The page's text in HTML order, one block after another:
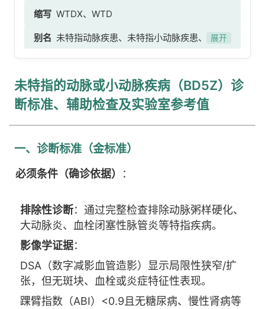
特指的动脉或小动脉疾病、动脉疾病NOS、小动脉
疾病NOS、动脉病、主动脉疾病，不可归类在他处
者、主动脉疾病
缩写 WTDX、WTD
别名 未特指动脉疾患、未特指小动脉疾患、未指
展开
未特指的动脉或小动脉疾病（BD5Z）诊
断标准、辅助检查及实验室参考值
一、诊断标准（金标准）
必须条件（确诊依据） ：
排除性诊断：通过完整检查排除动脉粥样硬化、
大动脉炎、血栓闭塞性脉管炎等特指疾病。
影像学证据：
DSA（数字减影血管造影）显示局限性狭窄/扩
张，但无斑块、血栓或炎症特征性表现。
踝臂指数（ABI）<0.9且无糖尿病、慢性肾病等